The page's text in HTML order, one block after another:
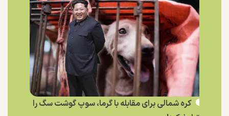
کره شمالی برای مقابله با گرما، سوپ گوشت سگ را